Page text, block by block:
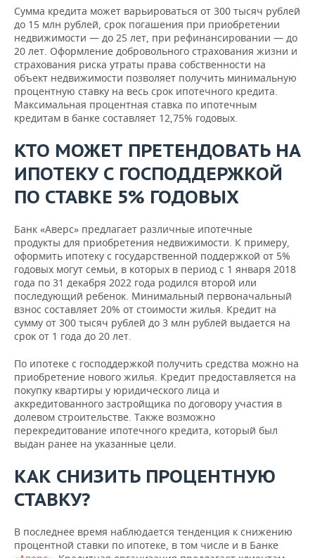
Сумма кредита может варьироваться от 300 тысяч рублей
до 15 млн рублей, срок погашения при приобретении
недвижимости — до 25 лет, при рефинансировании — до
20 лет. Оформление добровольного страхования жизни и
страхования риска утраты права собственности на
объект недвижимости позволяет получить минимальную
процентную ставку на весь срок ипотечного кредита.
Максимальная процентная ставка по ипотечным
кредитам в банке составляет 12,75% годовых.
КТО МОЖЕТ ПРЕТЕНДОВАТЬ НА
ИПОТЕКУ С ГОСПОДДЕРЖКОЙ
ПО СТАВКЕ 5% ГОДОВЫХ
Банк «Аверс» предлагает различные ипотечные
продукты для приобретения недвижимости. К примеру,
оформить ипотеку с государственной поддержкой от 5%
годовых могут семьи, в которых в период с 1 января 2018
года по 31 декабря 2022 года родился второй или
последующий ребенок. Минимальный первоначальный
взнос составляет 20% от стоимости жилья. Кредит на
сумму от 300 тысяч рублей до 3 млн рублей выдается на
срок от 1 года до 20 лет.
По ипотеке с господдержкой получить средства можно на
приобретение нового жилья. Кредит предоставляется на
покупку квартиры у юридического лица и
аккредитованного застройщика по договору участия в
долевом строительстве. Также возможно
перекредитование ипотечного кредита, который был
выдан ранее на указанные цели.
КАК СНИЗИТЬ ПРОЦЕНТНУЮ
СТАВКУ?
В последнее время наблюдается тенденция к снижению
процентной ставки по ипотеке, в том числе и в Банке